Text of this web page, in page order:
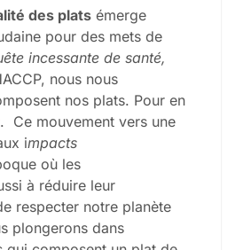
des plats émerge
pour des mets de
incessante de santé,
nous nous
nos plats. Pour en
. Ce mouvement vers une
impacts
où les
à réduire leur
respecter notre planète
plongerons dans